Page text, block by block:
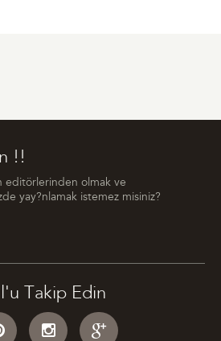
!!
editörlerinden olmak ve
yay?nlamak istemez misiniz?
Takip Edin